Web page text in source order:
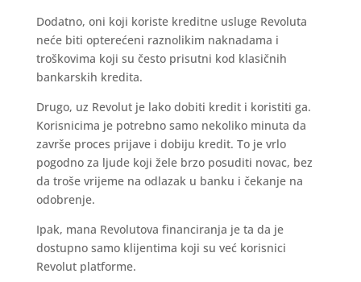
Dodatno, oni koji koriste kreditne usluge Revoluta
neće biti opterećeni raznolikim naknadama i
troškovima koji su često prisutni kod klasičnih
bankarskih kredita.
Drugo, uz Revolut je lako dobiti kredit i koristiti ga.
Korisnicima je potrebno samo nekoliko minuta da
završe proces prijave i dobiju kredit. To je vrlo
pogodno za ljude koji žele brzo posuditi novac, bez
da troše vrijeme na odlazak u banku i čekanje na
odobrenje.
Ipak, mana Revolutova financiranja je ta da je
dostupno samo klijentima koji su već korisnici
Revolut platforme.